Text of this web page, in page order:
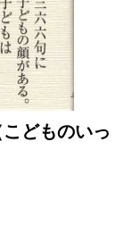
どものいっ